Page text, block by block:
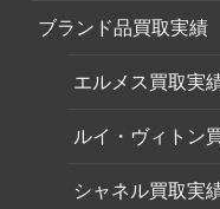
ブランド品買取実績
エルメス買取実
ルイ・ヴィトン
シャネル買取実